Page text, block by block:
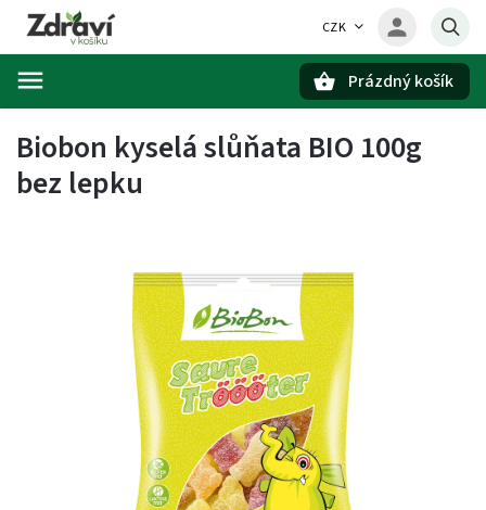
CZK
Prázdný košík
Biobon kyselá slůňata BIO 100g
bez lepku